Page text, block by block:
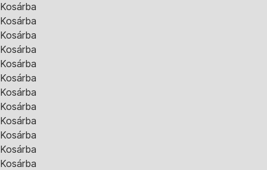
Kosárba
Kosárba
Kosárba
Kosárba
Kosárba
Kosárba
Kosárba
Kosárba
Kosárba
Kosárba
Kosárba
Kosárba